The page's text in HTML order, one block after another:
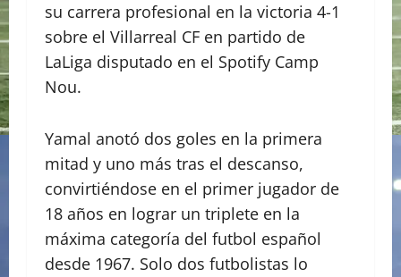
su carrera profesional en la victoria 4-1
sobre el Villarreal CF en partido de
LaLiga disputado en el Spotify Camp
Nou.
Yamal anotó dos goles en la primera
mitad y uno más tras el descanso,
convirtiéndose en el primer jugador de
18 años en lograr un triplete en la
máxima categoría del futbol español
desde 1967. Solo dos futbolistas lo